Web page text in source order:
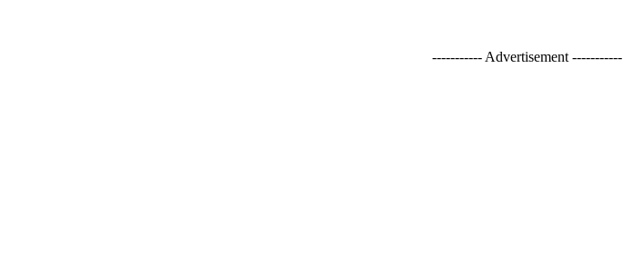
----------- Advertisement -----------